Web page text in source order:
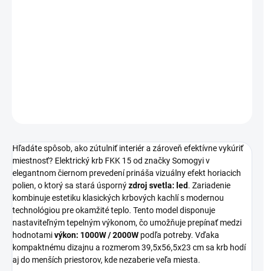
Hľadáte spôsob, ako zútulniť interiér a zároveň efektívne vykúriť
miestnosť? Elektrický krb FKK 15 od značky Somogyi v
elegantnom čiernom prevedení prináša vizuálny efekt horiacich
polien, o ktorý sa stará úspornýzdroj svetla: led. Zariadenie
kombinuje estetiku klasických krbových kachlí s modernou
technológiou pre okamžité teplo. Tento model disponuje
nastaviteľným tepelným výkonom, čo umožňuje prepínať medzi
hodnotamivýkon: 1000W / 2000W podľa potreby. Vďaka
kompaktnému dizajnu a rozmerom 39,5x56,5x23 cm sa krb hodí
aj do menších priestorov, kde nezaberie veľa miesta.